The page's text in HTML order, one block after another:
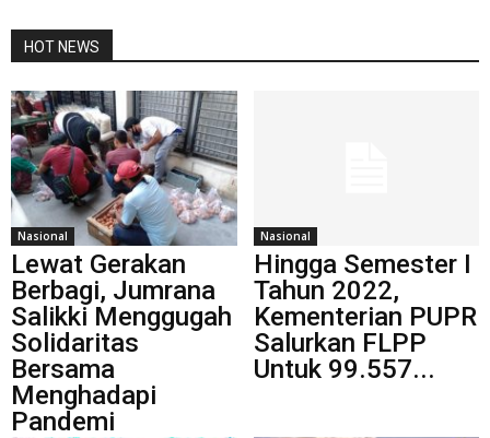
HOT NEWS
Nasional
Lewat Gerakan
Berbagi, Jumrana
Salikki Menggugah
Solidaritas
Bersama
Menghadapi
Pandemi
Nasional
Hingga Semester I
Tahun 2022,
Kementerian PUPR
Salurkan FLPP
Untuk 99.557...